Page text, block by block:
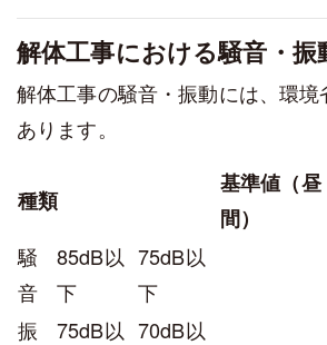
解体工事における騒音・振
解体工事の騒音・振動には、環
あります。
種類
基準値（昼
間）
騒
音
85dB以
下
75dB以
下
振
75dB以 70dB以